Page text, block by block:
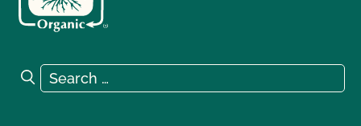
Search for:
Search